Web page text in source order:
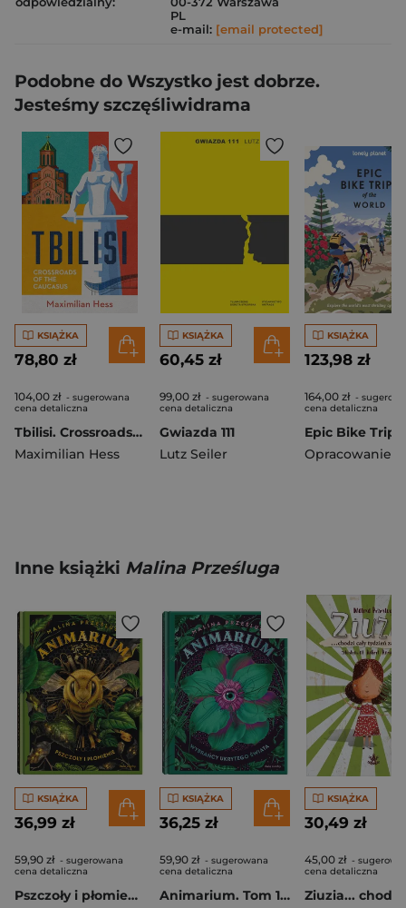
PL
e-mail: [email protected]
Podobne do Wszystko jest dobrze.
Jesteśmy szczęśliwidrama
KSIĄŻKA
78,80 zł
104,00 zł - sugerowana
cena detaliczna
Tbilisi. Crossroads of the Caucasus
Maximilian Hess
KSIĄŻKA
60,45 zł
99,00 zł - sugerowana
cena detaliczna
Gwiazda 111
Lutz Seiler
KSIĄŻKA
123,98 zł
164,00 zł -
cena detaliczna
Inne książki Malina Prześluga
KSIĄŻKA
36,99 zł
59,90 zł - sugerowana
cena detaliczna
Pszczoły i płomienie. Animarium. Tom 2
KSIĄŻKA
36,25 zł
59,90 zł - sugerowana
cena detaliczna
Animarium. Tom 1 Wybrańcy ukrytego świata
KSIĄŻKA
30,49 zł
45,00 zł -
cena detaliczna